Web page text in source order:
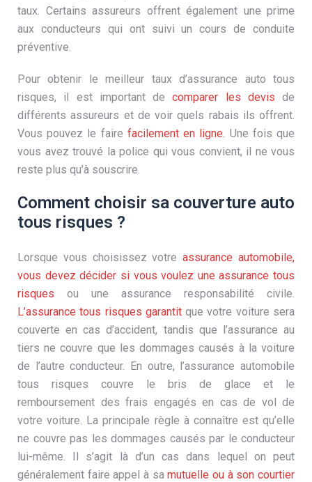
taux. Certains assureurs offrent également une prime
aux conducteurs qui ont suivi un cours de conduite
préventive.
Pour obtenir le meilleur taux d’assurance auto tous
risques, il est important decomparer les devis de
différents assureurs et de voir quels rabais ils offrent.
Vous pouvez le faire facilement en ligne. Une fois que
vous avez trouvé la police qui vous convient, il ne vous
reste plus qu’à souscrire.
Comment choisir sa couverture auto
tous risques ?
Lorsque vous choisissez votreassurance automobile,
vous devez décider si vous voulez une assurance tous
risques ou une assurance responsabilité civile.
L’assurance tous risques garantitque votre voiture sera
couverte en cas d’accident, tandis que l’assurance au
tiers ne couvre que les dommages causés à la voiture
de l’autre conducteur. En outre, l’assurance automobile
tous risques couvre le bris de glace et le
remboursement des frais engagés en cas de vol de
votre voiture. La principale règle à connaître est qu’elle
ne couvre pas les dommages causés par le conducteur
lui-même. Il s’agit là d’un cas dans lequel on peut
généralement faire appel à samutuelle ou à son courtier